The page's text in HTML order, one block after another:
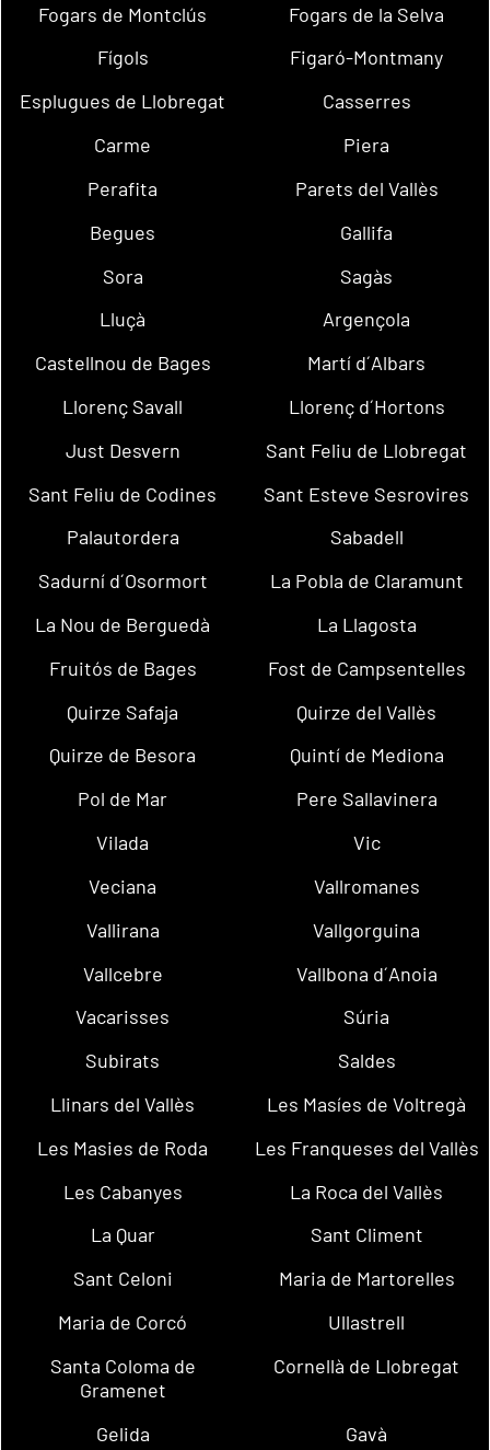
Fogars de Montclús
Fogars de la Selva
Fígols
Figaró-Montmany
Esplugues de Llobregat
Casserres
Carme
Piera
Perafita
Parets del Vallès
Begues
Gallifa
Sora
Sagàs
Lluçà
Argençola
Castellnou de Bages
Martí d´Albars
Llorenç Savall
Llorenç d´Hortons
Just Desvern
Sant Feliu de Llobregat
Sant Feliu de Codines
Sant Esteve Sesrovires
Palautordera
Sabadell
Sadurní d´Osormort
La Pobla de Claramunt
La Nou de Berguedà
La Llagosta
Fruitós de Bages
Fost de Campsentelles
Quirze Safaja
Quirze del Vallès
Quirze de Besora
Quintí de Mediona
Pol de Mar
Pere Sallavinera
Vilada
Vic
Veciana
Vallromanes
Vallirana
Vallgorguina
Vallcebre
Vallbona d´Anoia
Vacarisses
Súria
Subirats
Saldes
Llinars del Vallès
Les Masíes de Voltregà
Les Masies de Roda
Les Franqueses del Vallès
Les Cabanyes
La Roca del Vallès
La Quar
Sant Climent
Sant Celoni
Maria de Martorelles
Maria de Corcó
Ullastrell
Santa Coloma de
Gramenet
Cornellà de Llobregat
Gelida
Gavà